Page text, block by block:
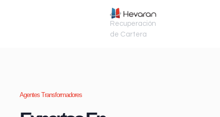
Recuperación
de Cartera
Agentes Transformadores